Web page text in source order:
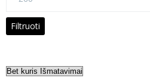
Filtruoti